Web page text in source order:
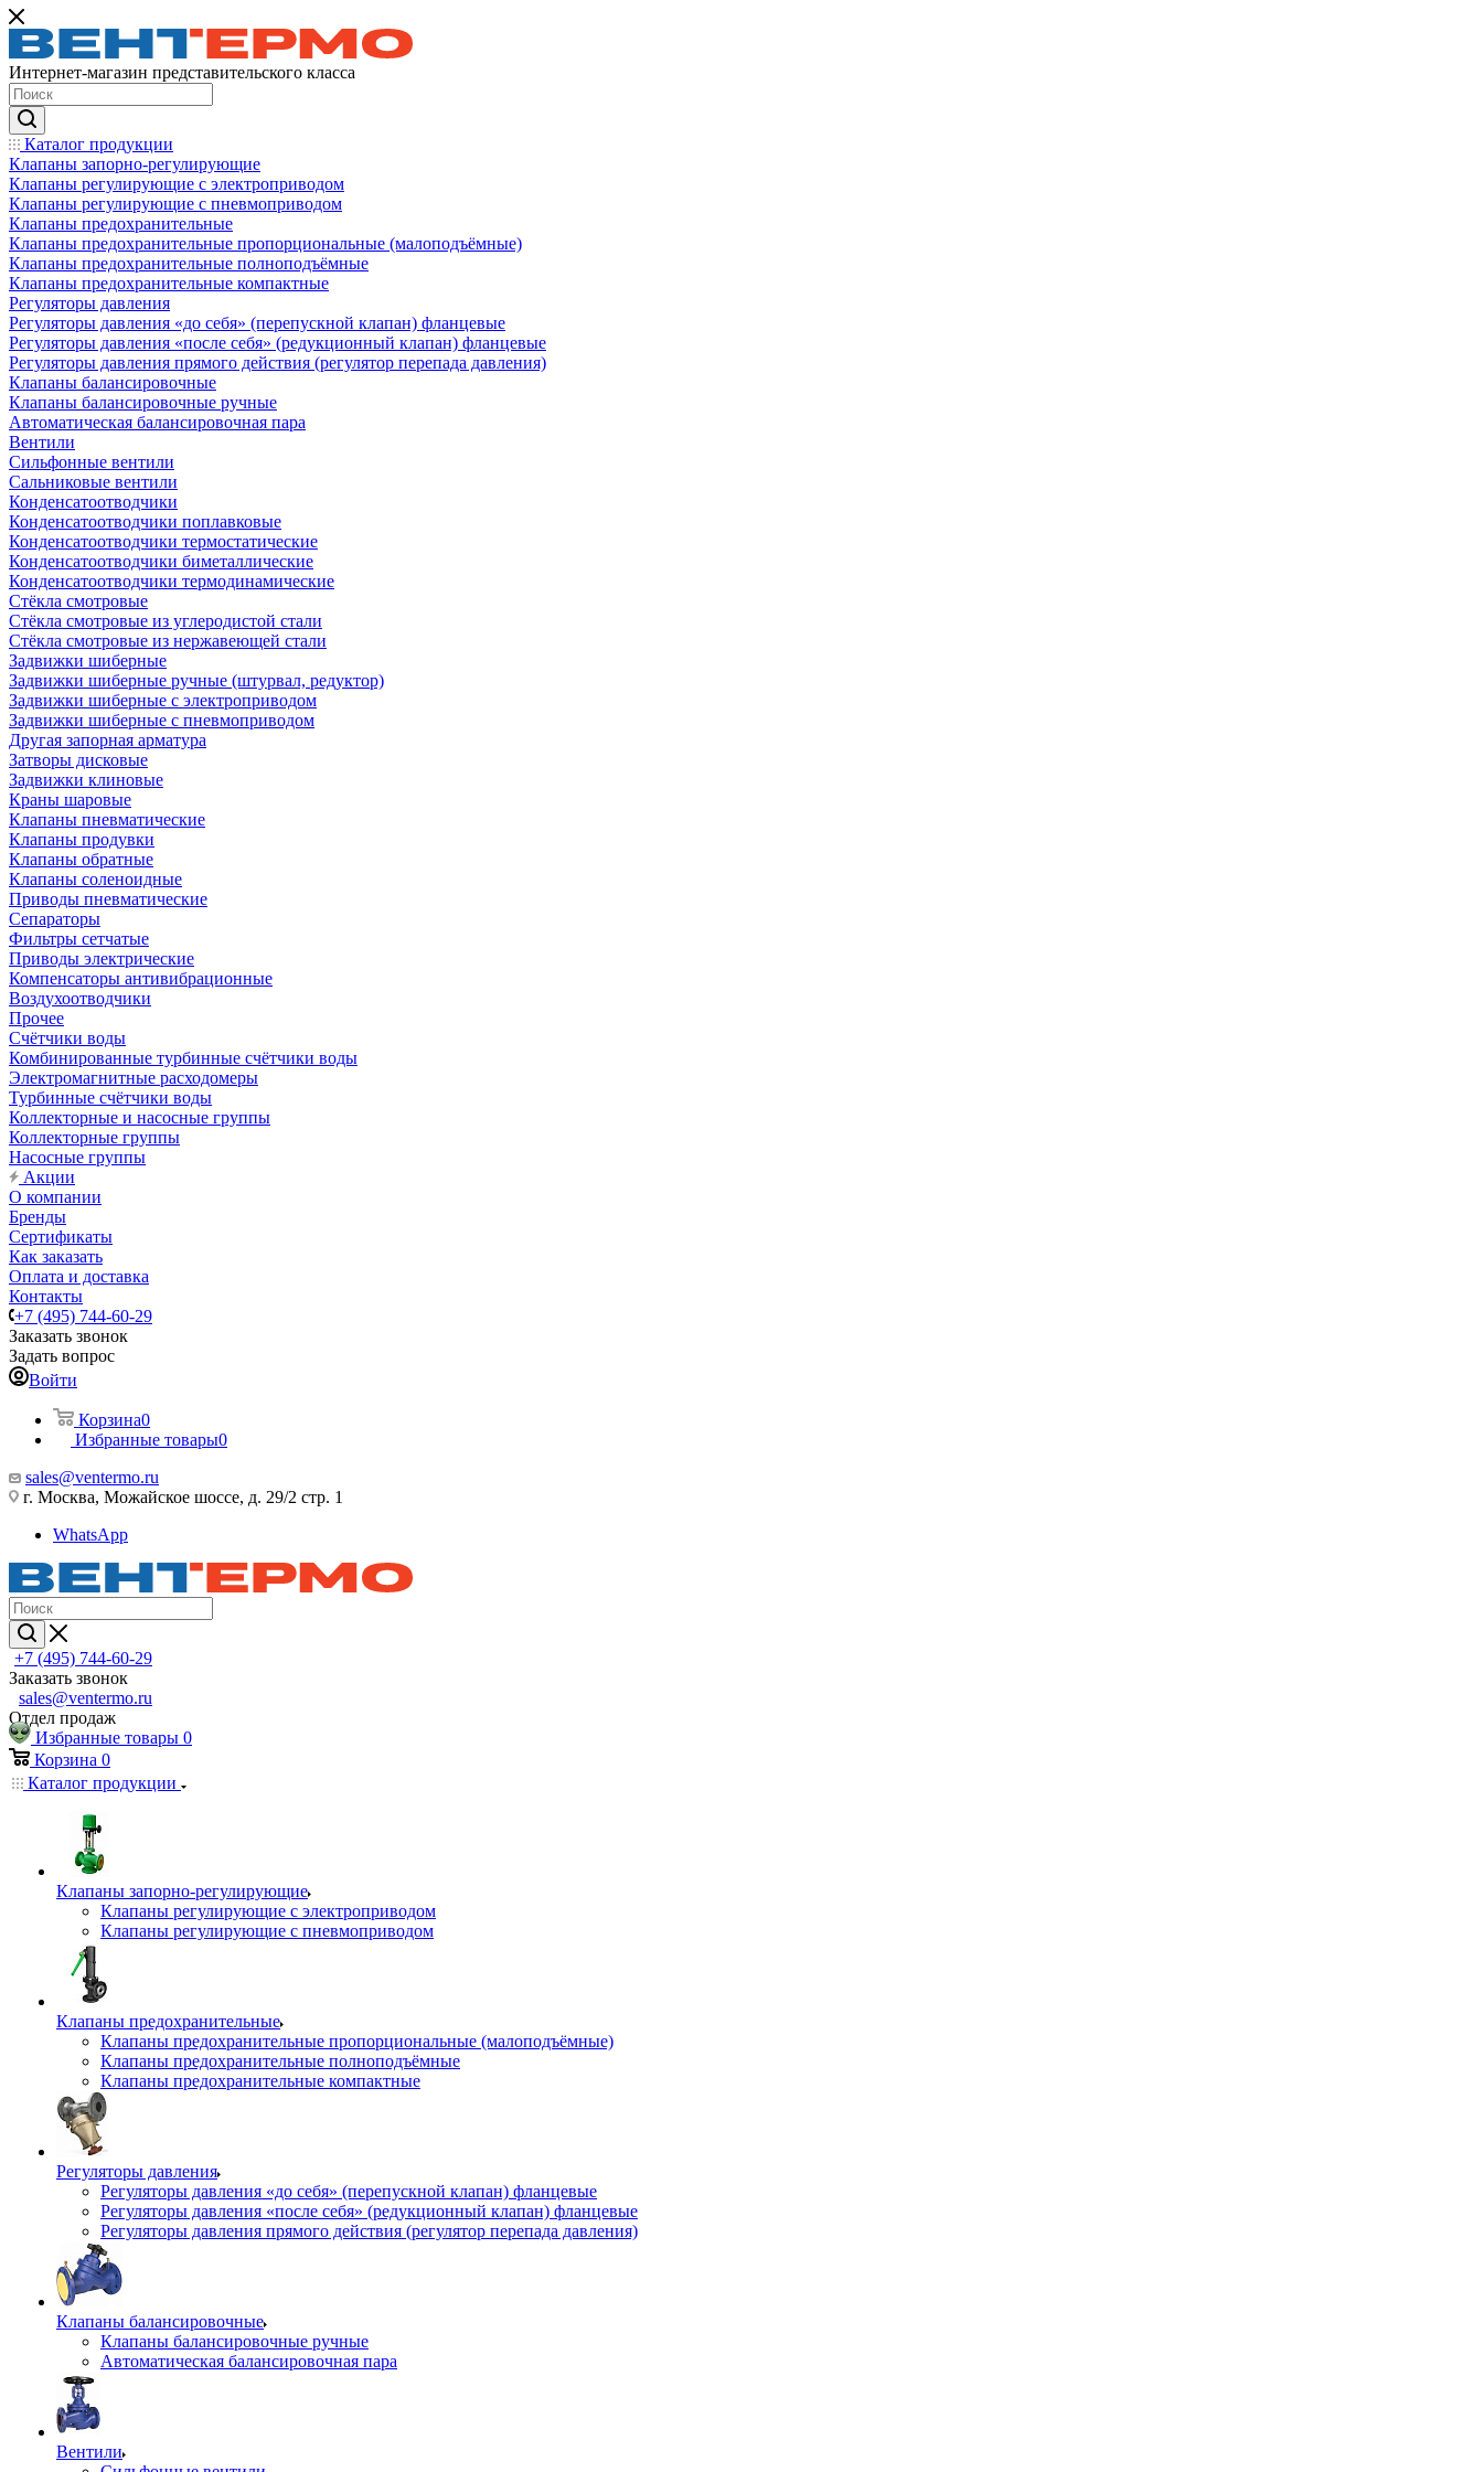
Интернет-магазин представительского класса
Каталог продукции
Клапаны запорно-регулирующие
Клапаны регулирующие с электроприводом
Клапаны регулирующие с пневмоприводом
Клапаны предохранительные
Клапаны предохранительные пропорциональные (малоподъёмные)
Клапаны предохранительные полноподъёмные
Клапаны предохранительные компактные
Регуляторы давления
Регуляторы давления «до себя» (перепускной клапан) фланцевые
Регуляторы давления «после себя» (редукционный клапан) фланцевые
Регуляторы давления прямого действия (регулятор перепада давления)
Клапаны балансировочные
Клапаны балансировочные ручные
Автоматическая балансировочная пара
Вентили
Сильфонные вентили
Сальниковые вентили
Конденсатоотводчики
Конденсатоотводчики поплавковые
Конденсатоотводчики термостатические
Конденсатоотводчики биметаллические
Конденсатоотводчики термодинамические
Стёкла смотровые
Стёкла смотровые из углеродистой стали
Стёкла смотровые из нержавеющей стали
Задвижки шиберные
Задвижки шиберные ручные (штурвал, редуктор)
Задвижки шиберные с электроприводом
Задвижки шиберные с пневмоприводом
Другая запорная арматура
Затворы дисковые
Задвижки клиновые
Краны шаровые
Клапаны пневматические
Клапаны продувки
Клапаны обратные
Клапаны соленоидные
Приводы пневматические
Сепараторы
Фильтры сетчатые
Приводы электрические
Компенсаторы антивибрационные
Воздухоотводчики
Прочее
Счётчики воды
Комбинированные турбинные счётчики воды
Электромагнитные расходомеры
Турбинные счётчики воды
Коллекторные и насосные группы
Коллекторные группы
Насосные группы
Акции
О компании
Бренды
Сертификаты
Как заказать
Оплата и доставка
Контакты
+7 (495) 744-60-29
Заказать звонок
Задать вопрос
Войти
Корзина0
Избранные товары0
sales@ventermo.ru
г. Москва, Можайское шоссе, д. 29/2 стр. 1
WhatsApp
+7 (495) 744-60-29
Заказать звонок
sales@ventermo.ru
Отдел продаж
Избранные товары 0
Корзина 0
Каталог продукции
Клапаны запорно-регулирующие
Клапаны регулирующие с электроприводом
Клапаны регулирующие с пневмоприводом
Клапаны предохранительные
Клапаны предохранительные пропорциональные (малоподъёмные)
Клапаны предохранительные полноподъёмные
Клапаны предохранительные компактные
Регуляторы давления
Регуляторы давления «до себя» (перепускной клапан) фланцевые
Регуляторы давления «после себя» (редукционный клапан) фланцевые
Регуляторы давления прямого действия (регулятор перепада давления)
Клапаны балансировочные
Клапаны балансировочные ручные
Автоматическая балансировочная пара
Вентили